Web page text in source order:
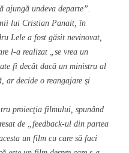
ajungă undeva departe”.
lui Cristian Panait, în
Lele a fost găsit nevinovat,
l-a realizat „se vrea un
fi decât dacă un ministru al
ar decide o reangajare şi
proiecţia filmului, spunând
de „feedback-ul din partea
un film cu care să faci